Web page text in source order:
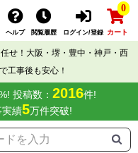
ヘルプ 閲覧履歴 ログイン/登録
0
カート
せ！大阪・堺・豊中・神戸・西
で工事後も安心！
投稿数： 2016件!
績5万件突破!